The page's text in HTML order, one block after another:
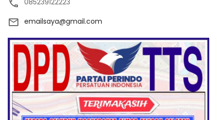
emailsaya@gmail.com